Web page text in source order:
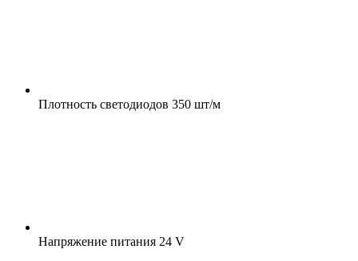
Плотность светодиодов 350 шт/м
Напряжение питания 24 V